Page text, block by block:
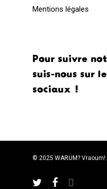
Mentions légales
Pour suivre
suis-nous sur
sociaux !
© 2025 WARUM? Vraoum!.